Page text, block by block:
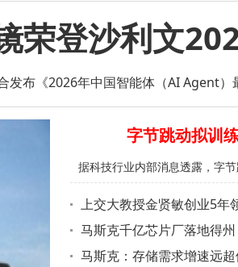
价格持续
荣登沙利文
发布《2026年中国智能体（AI Agent
术创新与市场表现，同时入选“最具
榜单，成为行业内为数不多
字节跳动拟训
据科技行业内部消息透露，字
计划——开发参数规模突破5万
巴巴近期发布的Qwen 3.8-Max
的K3（2.8万亿参数），更将刷
上交大教授金贤敏创业5年
动IPO征程
马斯克千亿芯片厂落地得
准节奏
马斯克：存储需求增速远